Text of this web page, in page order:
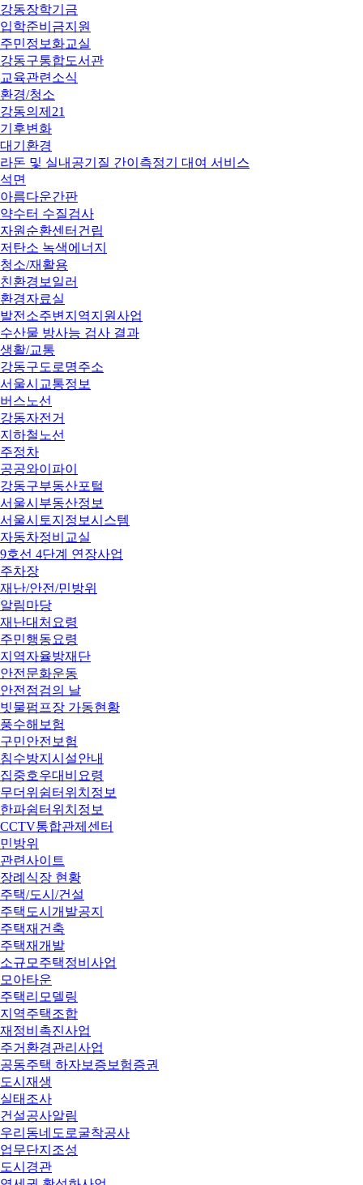
강동장학기금
입학준비금지원
주민정보화교실
강동구통합도서관
교육관련소식
환경/청소
강동의제21
기후변화
대기환경
라돈 및 실내공기질 간이측정기 대여 서비스
석면
아름다운간판
약수터 수질검사
자원순환센터건립
저탄소 녹색에너지
청소/재활용
친환경보일러
환경자료실
발전소주변지역지원사업
수산물 방사능 검사 결과
생활/교통
강동구도로명주소
서울시교통정보
버스노선
강동자전거
지하철노선
주정차
공공와이파이
강동구부동산포털
서울시부동산정보
서울시토지정보시스템
자동차정비교실
9호선 4단계 연장사업
주차장
재난/안전/민방위
알림마당
재난대처요령
주민행동요령
지역자율방재단
안전문화운동
안전점검의 날
빗물펌프장 가동현황
풍수해보험
구민안전보험
침수방지시설안내
집중호우대비요령
무더위쉼터위치정보
한파쉼터위치정보
CCTV통합관제센터
민방위
관련사이트
장례식장 현황
주택/도시/건설
주택도시개발공지
주택재건축
주택재개발
소규모주택정비사업
모아타운
주택리모델링
지역주택조합
재정비촉진사업
주거환경관리사업
공동주택 하자보증보험증권
도시재생
실태조사
건설공사알림
우리동네도로굴착공사
업무단지조성
도시경관